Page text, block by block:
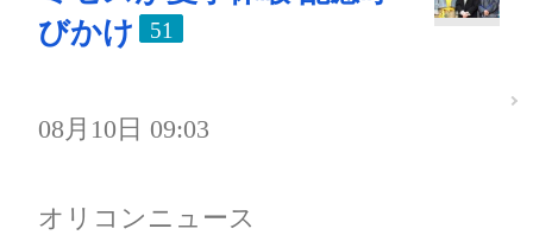
びかけ
51
08月10日 09:03
オリコンニュース